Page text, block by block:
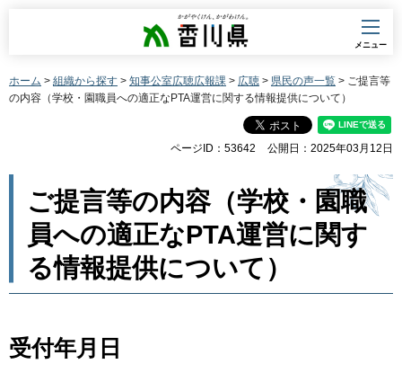
香川県
メニュー
ホーム > 組織から探す > 知事公室広聴広報課 > 広聴 > 県民の声一覧 > ご提言等
の内容（学校・園職員への適正なPTA運営に関する情報提供について）
ページID：53642 公開日：2025年03月12日
ご提言等の内容（学校・園職
員への適正なPTA運営に関す
る情報提供について）
受付年月日